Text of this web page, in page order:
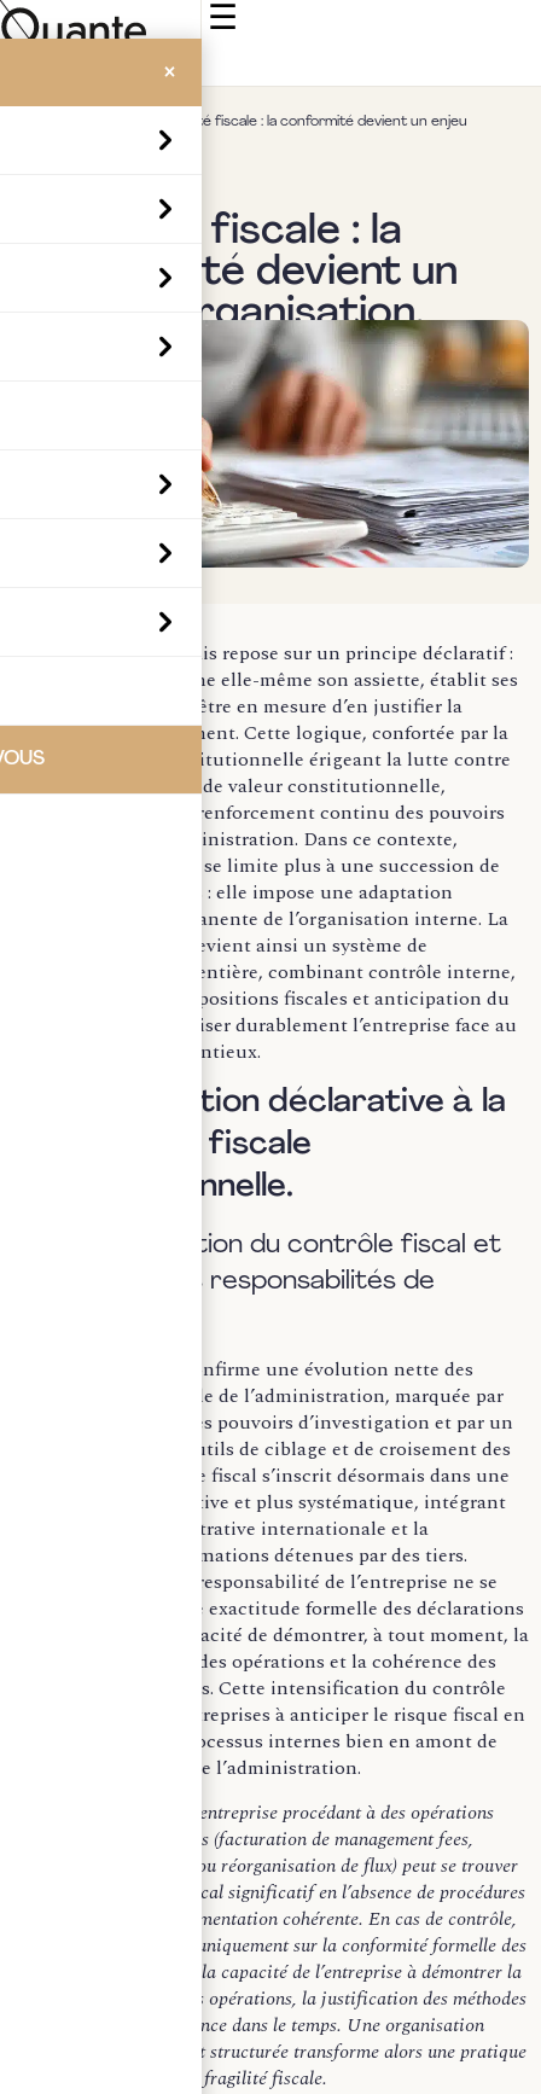
☰
×
Actualité fiscale : la conformité devient un enjeu
Actualités & veille
Actualité fiscale : la
conformité devient un
enjeu d’organisation.
Le droit fiscal français repose sur un principe déclaratif :
l’entreprise détermine elle-même son assiette, établit ses
déclarations et doit être en mesure d’en justifier la
sincérité à tout moment. Cette logique, confortée par la
jurisprudence constitutionnelle érigeant la lutte contre
la fraude en objectif de valeur constitutionnelle,
s’accompagne d’un renforcement continu des pouvoirs
de contrôle de l’administration. Dans ce contexte,
l’actualité fiscale ne se limite plus à une succession de
réformes techniques : elle impose une adaptation
structurelle et permanente de l’organisation interne. La
conformité fiscale devient ainsi un système de
gouvernance à part entière, combinant contrôle interne,
documentation des positions fiscales et anticipation du
risque, afin de sécuriser durablement l’entreprise face au
contrôle et au contentieux.
I. De l’obligation déclarative à la
compliance fiscale
organisationnelle.
a) L’intensification du contrôle fiscal et
l’extension des responsabilités de
L’actualité fiscale confirme une évolution nette des
modalités de contrôle de l’administration, marquée par
l’élargissement de ses pouvoirs d’investigation et par un
recours accru aux outils de ciblage et de croisement des
données. Le contrôle fiscal s’inscrit désormais dans une
logique plus préventive et plus systématique, intégrant
l’assistance administrative internationale et la
mobilisation d’informations détenues par des tiers.
Corrélativement, la responsabilité de l’entreprise ne se
limite plus à la seule exactitude formelle des déclarations
: elle s’étend à la capacité de démontrer, à tout moment, la
réalité économique des opérations et la cohérence des
choix fiscaux retenus. Cette intensification du contrôle
conduit ainsi les entreprises à anticiper le risque fiscal en
structurant leurs processus internes bien en amont de
toute intervention de l’administration.
À titre d’exemple, une entreprise procédant à des opérations
intragroupe récurrentes (facturation de management fees,
refacturation de frais ou réorganisation de flux) peut se trouver
exposée à un risque fiscal significatif en l’absence de procédures
formalisées et de documentation cohérente. En cas de contrôle,
l’enjeu ne portera pas uniquement sur la conformité formelle des
déclarations, mais sur la capacité de l’entreprise à démontrer la
réalité économique des opérations, la justification des méthodes
retenues et leur cohérence dans le temps. Une organisation
interne insuffisamment structurée transforme alors une pratique
courante en facteur de fragilité fiscale.